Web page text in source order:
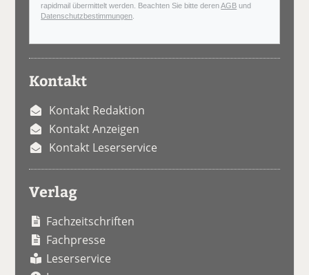
rapidmail übermittelt werden. Beachten Sie bitte derenAGB und
Datenschutzbestimmungen
Kontakt
Kontakt Redaktion
Kontakt Anzeigen
Kontakt Leserservice
Verlag
Fachzeitschriften
Fachpresse
Leserservice